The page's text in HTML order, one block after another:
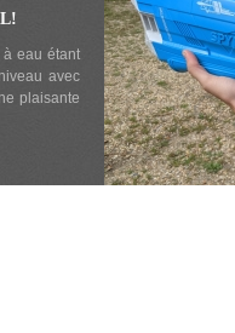
eau étant
avec
plaisante